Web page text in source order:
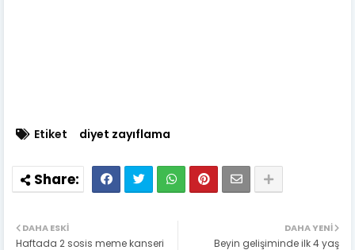
Etiket diyet zayıflama
DAHA YENI
Beyin gelişiminde ilk 4 yaş
DAHA ESKI
Haftada 2 sosis meme kanseri